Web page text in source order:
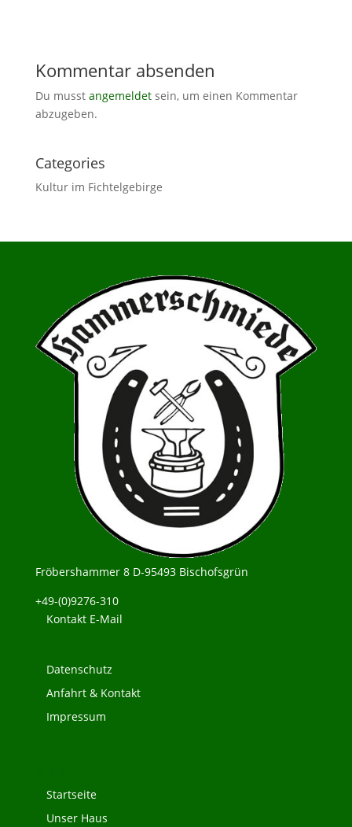
Kommentar absenden
Du musst angemeldetsein, um einen Kommentar
abzugeben.
Categories
Kultur im Fichtelgebirge
Fröbershammer 8 D-95493 Bischofsgrün
+49-(0)9276-310
Kontakt E-Mail
Datenschutz
Anfahrt & Kontakt
Impressum
Startseite
Unser Haus